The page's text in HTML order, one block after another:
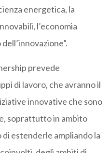
energetica, la
l’economia
prevede
di lavoro, che avranno il
innovative che sono
soprattutto in ambito
di estenderle ampliando la